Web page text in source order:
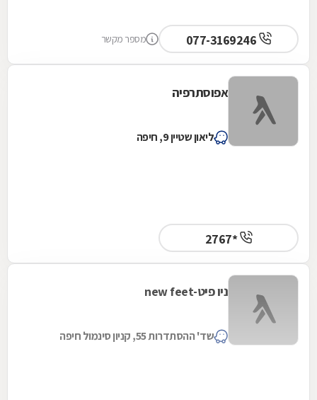
מספר מקשר
אפוסתרפיה
ליאון שטיין 9, חיפה
*2767
ניו פיט-new feet
שד' ההסתדרות 55, קניון סינמול חיפה